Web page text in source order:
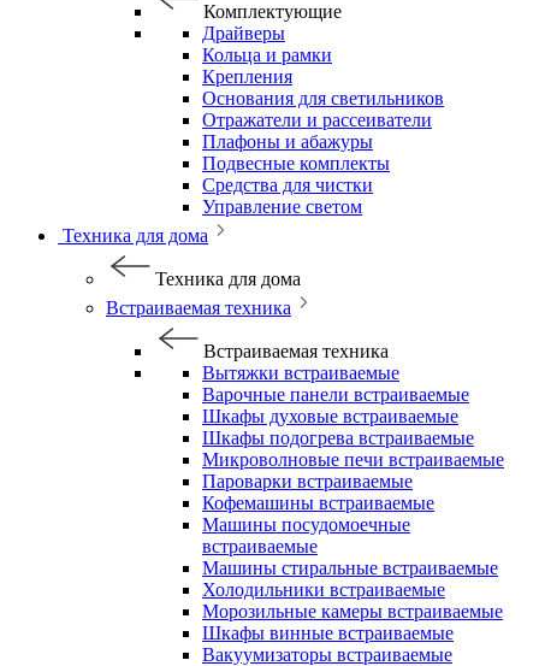
Комплектующие
Драйверы
Кольца и рамки
Крепления
Основания для светильников
Отражатели и рассеиватели
Плафоны и абажуры
Подвесные комплекты
Средства для чистки
Управление светом
Техника для дома
Техника для дома
Встраиваемая техника
Встраиваемая техника
Вытяжки встраиваемые
Варочные панели встраиваемые
Шкафы духовые встраиваемые
Шкафы подогрева встраиваемые
Микроволновые печи встраиваемые
Пароварки встраиваемые
Кофемашины встраиваемые
Машины посудомоечные
встраиваемые
Машины стиральные встраиваемые
Холодильники встраиваемые
Морозильные камеры встраиваемые
Шкафы винные встраиваемые
Вакуумизаторы встраиваемые